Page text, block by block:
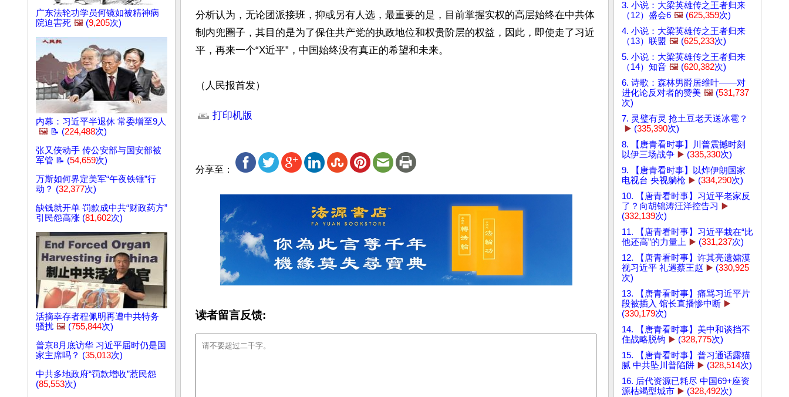
广东法轮功学员何镜如被精神病
院迫害死 🖼️ (9,205次)
内幕：习近平半退休 常委增至9人
🖼️ 📝 (224,488次)
张又侠动手 传公安部与国安部被
军管 📝 (54,659次)
万斯如何界定美军“午夜铁锤”行
动？ (32,377次)
缺钱就开单 罚款成中共“财政药方”
引民怨高涨 (81,602次)
活摘幸存者程佩明再遭中共特务
骚扰 🖼️ (755,844次)
普京8月底访华 习近平届时仍是国
家主席吗？ (35,013次)
中共多地政府“罚款增收”惹民怨
(85,553次)
分析认为，无论团派接班，抑或另有人选，最重要的是，目前掌握实权的高层始终在中共体
制内兜圈子，其目的是为了保住共产党的执政地位和权贵阶层的权益，因此，即使走了习近
平，再来一个“X近平”，中国始终没有真正的希望和未来。
（人民报首发）
打印机版
分享至：
读者留言反馈:
3. 小说：大梁英雄传之王者归来
（12）盛会6 🖼️ (625,359次)
4. 小说：大梁英雄传之王者归来
（13）联盟 🖼️ (625,233次)
5. 小说：大梁英雄传之王者归来
（14）知音 🖼️ (620,382次)
6. 诗歌：森林男爵居维叶——对
进化论反对者的赞美 🖼️ (531,737
次)
7. 灵璧有灵 抢土豆老天送冰雹？
▶️ (335,390次)
8. 【唐青看时事】川普震撼时刻
以伊三场战争 ▶️ (335,330次)
9. 【唐青看时事】以炸伊朗国家
电视台 央视躺枪 ▶️ (334,290次)
10. 【唐青看时事】习近平老家反
了？向胡锦涛汪洋控告习 ▶️
(332,139次)
11. 【唐青看时事】习近平栽在“比
他还高”的力量上 ▶️ (331,237次)
12. 【唐青看时事】许其亮遗孀漠
视习近平 礼遇蔡王赵 ▶️ (330,925
次)
13. 【唐青看时事】痛骂习近平片
段被插入 馆长直播惨中断 ▶️
(330,179次)
14. 【唐青看时事】美中和谈挡不
住战略脱钩 ▶️ (328,775次)
15. 【唐青看时事】普习通话露猫
腻 中共坠川普陷阱 ▶️ (328,514次)
16. 后代资源已耗尽 中国69+座资
源枯竭型城市 ▶️ (328,492次)